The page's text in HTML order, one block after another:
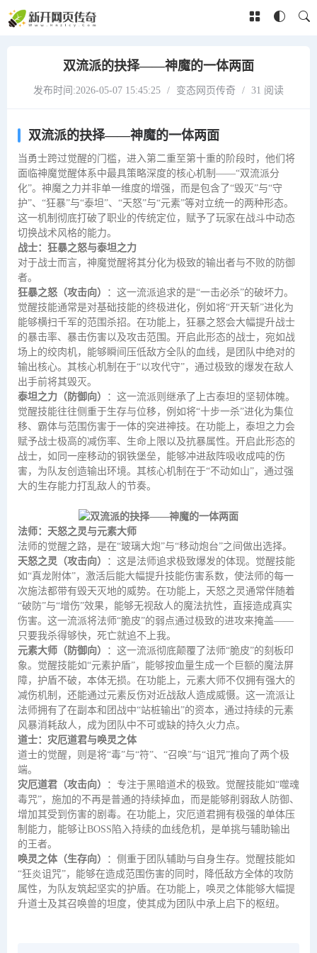
双流派的抉择——神魔的一体两面
发布时间:2026-05-07 15:45:25 / 变态网页传奇 / 31 阅读
双流派的抉择——神魔的一体两面
当勇士跨过觉醒的门槛，进入第二重至第十重的阶段时，他们将
面临神魔觉醒体系中最具策略深度的核心机制——“双流派分
化”。神魔之力并非单一维度的增强，而是包含了“毁灭”与“守
护”、“狂暴”与“泰坦”、“天怒”与“元素”等对立统一的两种形态。
这一机制彻底打破了职业的传统定位，赋予了玩家在战斗中动态
切换战术风格的能力。
战士：狂暴之怒与泰坦之力
对于战士而言，神魔觉醒将其分化为极致的输出者与不败的防御
者。
狂暴之怒（攻击向）
：这一流派追求的是“一击必杀”的破坏力。
觉醒技能通常是对基础技能的终极进化，例如将“开天斩”进化为
能够横扫千军的范围杀招。在功能上，狂暴之怒会大幅提升战士
的暴击率、暴击伤害以及攻击范围。开启此形态的战士，宛如战
场上的绞肉机，能够瞬间压低敌方全队的血线，是团队中绝对的
输出核心。其核心机制在于“以攻代守”，通过极致的爆发在敌人
出手前将其毁灭。
泰坦之力（防御向）
：这一流派则继承了上古泰坦的坚韧体魄。
觉醒技能往往侧重于生存与位移，例如将“十步一杀”进化为集位
移、霸体与范围伤害于一体的突进神技。在功能上，泰坦之力会
赋予战士极高的减伤率、生命上限以及抗暴属性。开启此形态的
战士，如同一座移动的钢铁堡垒，能够冲进敌阵吸收成吨的伤
害，为队友创造输出环境。其核心机制在于“不动如山”，通过强
大的生存能力打乱敌人的节奏。
法师：天怒之灵与元素大师
法师的觉醒之路，是在“玻璃大炮”与“移动炮台”之间做出选择。
天怒之灵（攻击向）
：这是法师追求极致爆发的体现。觉醒技能
如“真龙附体”，激活后能大幅提升技能伤害系数，使法师的每一
次施法都带有毁天灭地的威势。在功能上，天怒之灵通常伴随着
“破防”与“增伤”效果，能够无视敌人的魔法抗性，直接造成真实
伤害。这一流派将法师“脆皮”的弱点通过极致的进攻来掩盖——
只要我杀得够快，死亡就追不上我。
元素大师（防御向）
：这一流派彻底颠覆了法师“脆皮”的刻板印
象。觉醒技能如“元素护盾”，能够按血量生成一个巨额的魔法屏
障，护盾不破，本体无损。在功能上，元素大师不仅拥有强大的
减伤机制，还能通过元素反伤对近战敌人造成威慑。这一流派让
法师拥有了在副本和团战中“站桩输出”的资本，通过持续的元素
风暴消耗敌人，成为团队中不可或缺的持久火力点。
道士：灾厄道君与唤灵之体
道士的觉醒，则是将“毒”与“符”、“召唤”与“诅咒”推向了两个极
端。
灾厄道君（攻击向）
：专注于黑暗道术的极致。觉醒技能如“噬魂
毒咒”，施加的不再是普通的持续掉血，而是能够削弱敌人防御、
增加其受到伤害的剧毒。在功能上，灾厄道君拥有极强的单体压
制能力，能够让BOSS陷入持续的血线危机，是单挑与辅助输出
的王者。
唤灵之体（生存向）
：侧重于团队辅助与自身生存。觉醒技能如
“狂炎诅咒”，能够在造成范围伤害的同时，降低敌方全体的攻防
属性，为队友筑起坚实的护盾。在功能上，唤灵之体能够大幅提
升道士及其召唤兽的坦度，使其成为团队中承上启下的枢纽。